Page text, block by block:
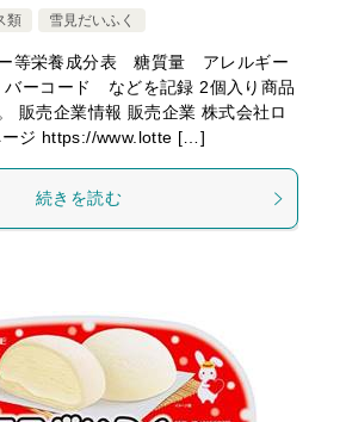
類 雪見だいふく
等栄養成分表 糖質量 アレルギー
ーコード などを記録 2個入り商品
販売企業情報 販売企業 株式会社ロ
ージ https://www.lotte […]
続きを読む